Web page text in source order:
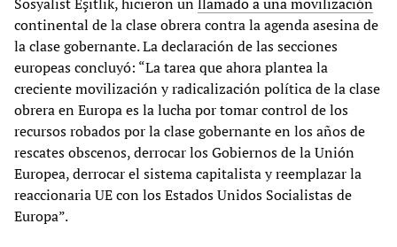
continental de la clase obrera contra la agenda asesina de
la clase gobernante. La declaración de las secciones
europeas concluyó: “La tarea que ahora plantea la
creciente movilización y radicalización política de la clase
obrera en Europa es la lucha por tomar control de los
recursos robados por la clase gobernante en los años de
rescates obscenos, derrocar los Gobiernos de la Unión
Europea, derrocar el sistema capitalista y reemplazar la
reaccionaria UE con los Estados Unidos Socialistas de
Europa”.